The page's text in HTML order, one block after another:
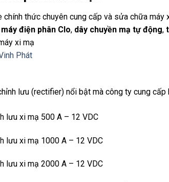
thức chuyên cung cấp và sửa chữa máy
máy điện phân Clo, dây chuyền mạ tự động,
xi mạ
Phát
lưu (rectifier) nổi bật mà công ty cung cấp
lưu xi mạ 500 A – 12 VDC
lưu xi mạ 1000 A – 12 VDC
lưu xi mạ 2000 A – 12 VDC